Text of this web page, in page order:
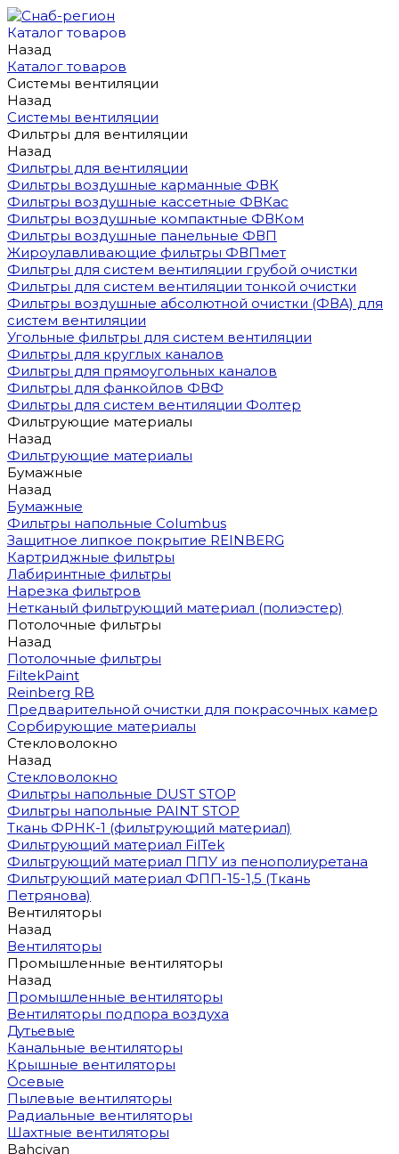
Каталог товаров
Назад
Каталог товаров
Системы вентиляции
Назад
Системы вентиляции
Фильтры для вентиляции
Назад
Фильтры для вентиляции
Фильтры воздушные карманные ФВК
Фильтры воздушные кассетные ФВКас
Фильтры воздушные компактные ФВКом
Фильтры воздушные панельные ФВП
Жироулавливающие фильтры ФВПмет
Фильтры для систем вентиляции грубой очистки
Фильтры для систем вентиляции тонкой очистки
Фильтры воздушные абсолютной очистки (ФВА) для
систем вентиляции
Угольные фильтры для систем вентиляции
Фильтры для круглых каналов
Фильтры для прямоугольных каналов
Фильтры для фанкойлов ФВФ
Фильтры для систем вентиляции Фолтер
Фильтрующие материалы
Назад
Фильтрующие материалы
Бумажные
Назад
Бумажные
Фильтры напольные Columbus
Защитное липкое покрытие REINBERG
Картриджные фильтры
Лабиринтные фильтры
Нарезка фильтров
Нетканый фильтрующий материал (полиэстер)
Потолочные фильтры
Назад
Потолочные фильтры
FiltekPaint
Reinberg RB
Предварительной очистки для покрасочных камер
Сорбирующие материалы
Стекловолокно
Назад
Стекловолокно
Фильтры напольные DUST STOP
Фильтры напольные PAINT STOP
Ткань ФРНК-1 (фильтрующий материал)
Фильтрующий материал FilTek
Фильтрующий материал ППУ из пенополиуретана
Фильтрующий материал ФПП-15-1,5 (Ткань
Петрянова)
Вентиляторы
Назад
Вентиляторы
Промышленные вентиляторы
Назад
Промышленные вентиляторы
Вентиляторы подпора воздуха
Дутьевые
Канальные вентиляторы
Крышные вентиляторы
Осевые
Пылевые вентиляторы
Радиальные вентиляторы
Шахтные вентиляторы
Bahcivan